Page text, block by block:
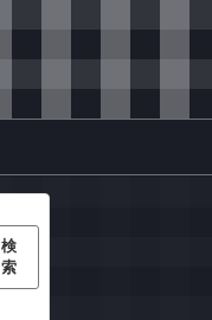
検
索